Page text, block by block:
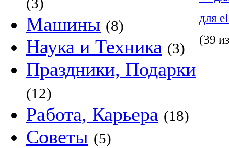
Машины (8)
Наука и Техника (3)
Праздники, Подарки
(12)
Работа, Карьера (18)
Советы (5)
для
(39